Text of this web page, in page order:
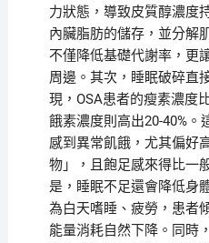
力狀態，導致皮質醇濃度
內臟脂肪的儲存，並分解
不僅降低基礎代謝率，更
周邊。其次，睡眠破碎直
現，OSA患者的瘦素濃度
餓素濃度則高出20-40%。
感到異常飢餓，尤其偏好
物」，且飽足感來得比一
是，睡眠不足還會降低身
為白天嗜睡、疲勞，患者
能量消耗自然下降。同時